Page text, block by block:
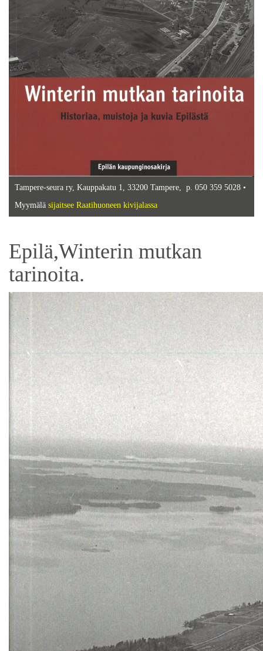
Tampere-seura ry, Kauppakatu 1, 33200 Tampere, p. 050 359 5028 •
Myymälä sijaitsee Raatihuoneen kivijalassa
Epilä,Winterin mutkan
tarinoita.